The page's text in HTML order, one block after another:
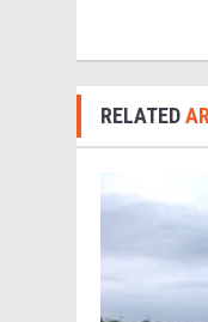
RELATED